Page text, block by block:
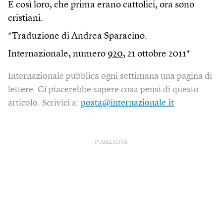
E così loro, che prima erano cattolici, ora sono
cristiani.
*Traduzione di Andrea Sparacino.
Internazionale, numero 920, 21 ottobre 2011*
Internazionale pubblica ogni settimana una pagina di
lettere. Ci piacerebbe sapere cosa pensi di questo
articolo. Scrivici a: posta@internazionale.it
PUBBLICITÀ